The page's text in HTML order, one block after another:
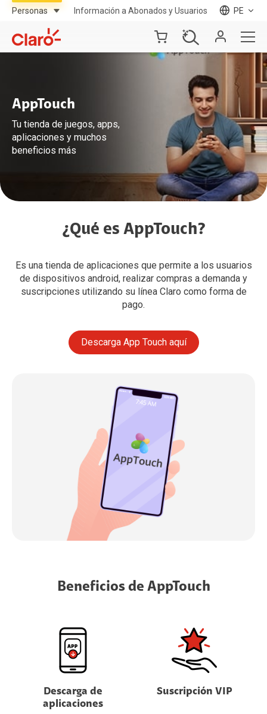
Información a Abonados y Usuarios PE
AppTouch
Tu tienda de juegos, apps,
aplicaciones y muchos
beneficios más
¿Qué es AppTouch?
Es una tienda de aplicaciones que permite a los usuarios
de dispositivos android, realizar compras a demanda y
suscripciones utilizando su línea Claro como forma de
pago.
Descarga App Touch aquí
Beneficios de AppTouch
Descarga de
aplicaciones
Suscripción VIP